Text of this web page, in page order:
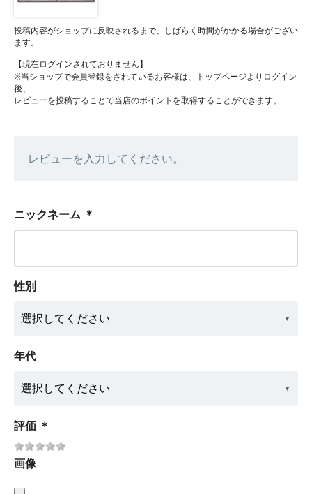
投稿内容がショップに反映されるまで、しばらく時間がかかる場合がござい
ます。
【現在ログインされておりません】
※当ショップで会員登録をされているお客様は、トップページよりログイン
後、
レビューを投稿することで当店のポイントを取得することができます。
レビューを入力してください。
ニックネーム ＊
性別
年代
評価 ＊
画像